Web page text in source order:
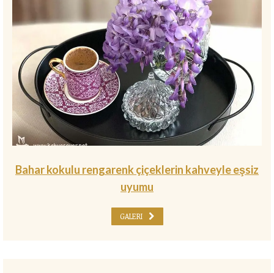
Bahar kokulu rengarenk çiçeklerin kahveyle eşsiz
uyumu
GALERI